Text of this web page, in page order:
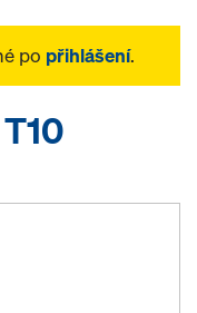
po přihlášení.